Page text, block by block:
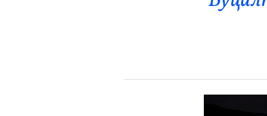
Энтертайнмент